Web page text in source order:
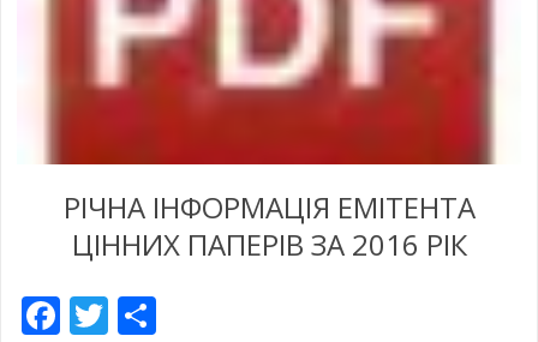
РІЧНА ІНФОРМАЦІЯ ЕМІТЕНТА
ЦІННИХ ПАПЕРІВ ЗА 2016 РІК
Facebook
Twitter